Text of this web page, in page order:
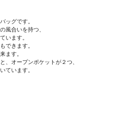
ッグです。
風合いを持つ、
います。
できます。
ます。
、オープンポケットが２つ、
ています。